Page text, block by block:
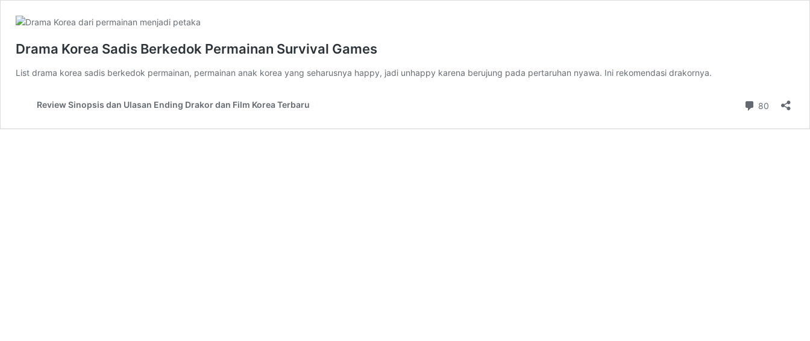
Drama Korea Sadis Berkedok Permainan Survival Games
List drama korea sadis berkedok permainan, permainan anak korea yang seharusnya happy, jadi unhappy karena berujung pada pertaruhan nyawa. Ini rekomendasi drakornya.
Review Sinopsis dan Ulasan Ending Drakor dan Film Korea Terbaru 80 Komentar